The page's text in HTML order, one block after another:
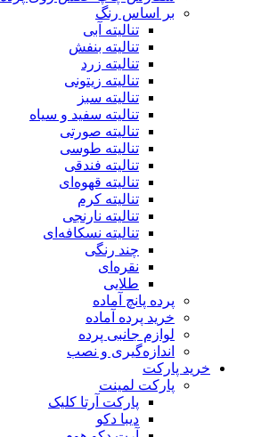
بر اساس رنگ
تنالیته آبی
تنالیته بنفش
تنالیته زرد
تنالیته زیتونی
تنالیته سبز
تنالیته سفید و سیاه
تنالیته صورتی
تنالیته طوسی
تنالیته فندقی
تنالیته قهوه‌ای
تنالیته کرم
تنالیته نارنجی
تنالیته نسکافه‌ای
چند رنگی
نقره‌ای
طلایی
پرده پانچ آماده
خرید پرده آماده
لوازم جانبی پرده
اندازه‌گیری و نصب
خرید پارکت
پارکت لمینت
پارکت آرتا کلیک
دیبا دکو